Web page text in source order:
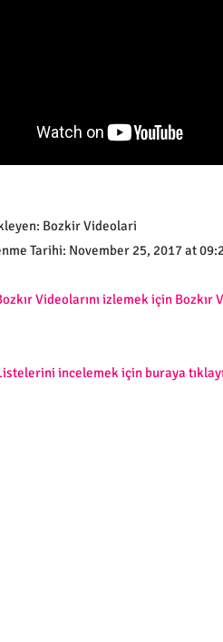
Bozkir Videolari
Tarihi: November 25, 2017 at
Videolarını izlemek için Bozkır
incelemek için buraya